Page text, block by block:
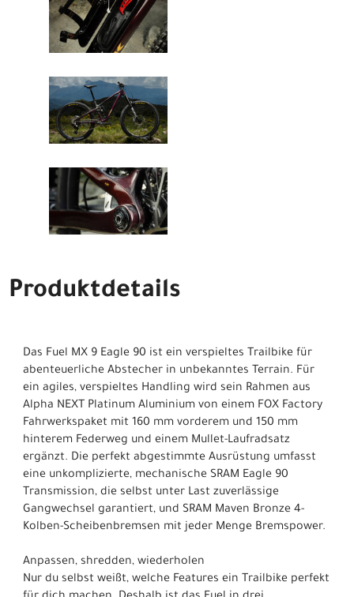
Produktdetails
Das Fuel MX 9 Eagle 90 ist ein verspieltes Trailbike für
abenteuerliche Abstecher in unbekanntes Terrain. Für
ein agiles, verspieltes Handling wird sein Rahmen aus
Alpha NEXT Platinum Aluminium von einem FOX Factory
Fahrwerkspaket mit 160 mm vorderem und 150 mm
hinterem Federweg und einem Mullet-Laufradsatz
ergänzt. Die perfekt abgestimmte Ausrüstung umfasst
eine unkomplizierte, mechanische SRAM Eagle 90
Transmission, die selbst unter Last zuverlässige
Gangwechsel garantiert, und SRAM Maven Bronze 4-
Kolben-Scheibenbremsen mit jeder Menge Bremspower.
Anpassen, shredden, wiederholen
Nur du selbst weißt, welche Features ein Trailbike perfekt